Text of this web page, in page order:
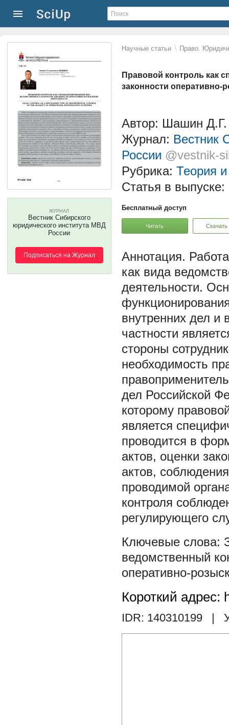
Научные статьи \ Право.
Правовой контроль как
законности оперативно-
ЖУРНАЛ
Вестник Сибирского
юридического института МВД
России
Подписаться на Журнал
Автор: Шашин Д.Г.
Журнал: Вестник
России @vestnik-
Рубрика: Теория и
Статья в выпуске:
Бесплатный доступ
Читать Скачать
как вида
деятельности.
внутренних дел и
частности
стороны
необходимость
дел Российской
которому
является
проводится в
актов, оценки
актов,
проводимой
контроля
регулирующего
ведомственный
оперативно-
Короткий адрес:
IDR: 140310199 |